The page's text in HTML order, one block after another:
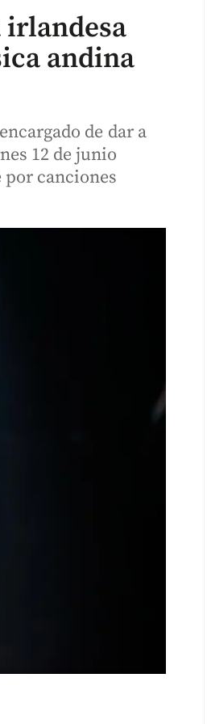
irlandesa
andina
de dar a
12 de junio
canciones